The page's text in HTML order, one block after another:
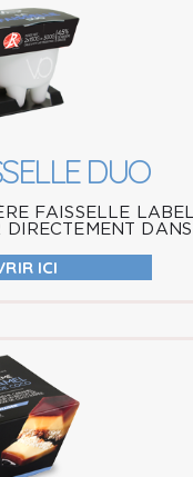
DUO
FAISSELLE
DIRECTEMENT
ICI